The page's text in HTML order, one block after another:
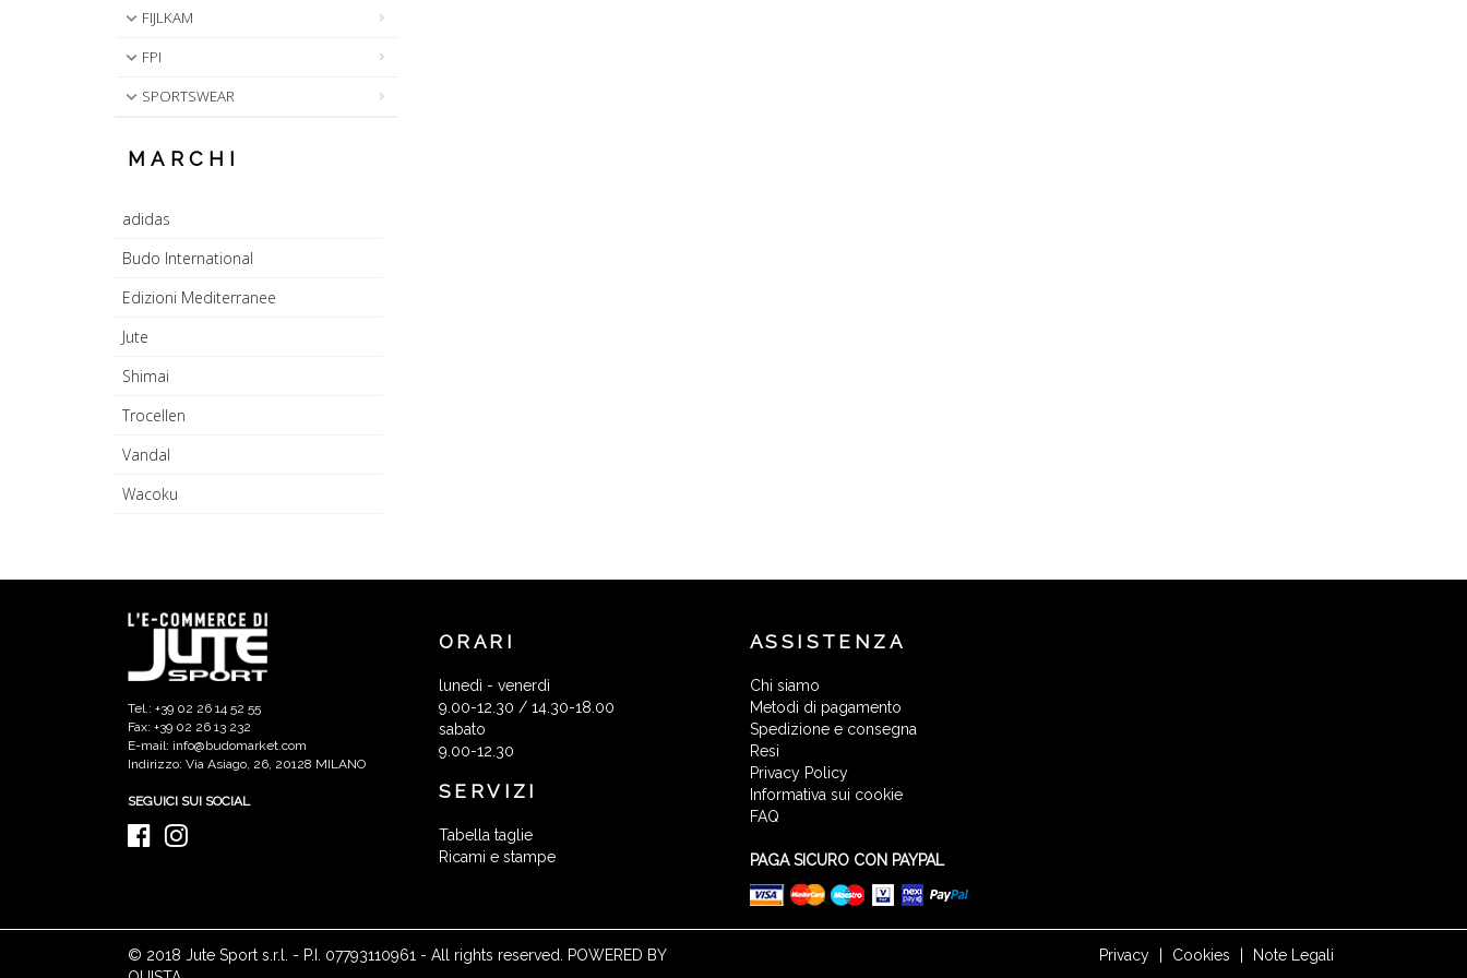
FIJLKAM
FPI
SPORTSWEAR
MARCHI
adidas
Budo International
Edizioni Mediterranee
Jute
Shimai
Trocellen
Vandal
Wacoku
Tel.: +39 02 26 14 52 55
Fax: +39 02 26 13 232
E-mail: info@budomarket.com
Indirizzo: Via Asiago, 26, 20128 MILANO
SEGUICI SUI SOCIAL
ORARI
lunedì - venerdì
9.00-12.30 / 14.30-18.00
sabato
9.00-12.30
SERVIZI
Tabella taglie
Ricami e stampe
ASSISTENZA
Chi siamo
Metodi di pagamento
Spedizione e consegna
Resi
Privacy Policy
Informativa sui cookie
FAQ
PAGA SICURO CON PAYPAL
© 2018 Jute Sport s.r.l. - P.I. 07793110961 - All rights reserved. POWERED BY
Privacy Cookies Note Legali